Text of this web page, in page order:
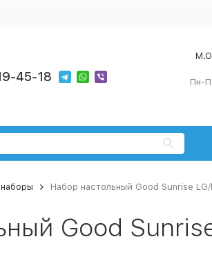
45-18
Пн-
Набор настольный Good Sunrise LG/
Good